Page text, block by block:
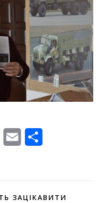
WhatsApp
Email
ЗАЦІКАВИТИ